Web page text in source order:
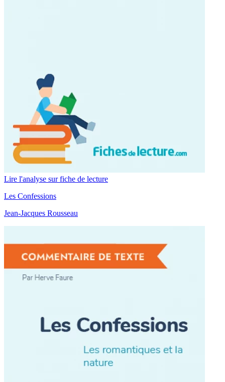
Lire l'analyse sur fiche de lecture
Les Confessions
Jean-Jacques Rousseau